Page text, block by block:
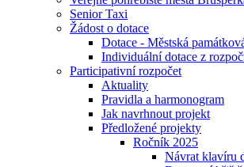
Senior Taxi
Žádost o dotace
Dotace - Městská
Individuální dotace z
Participativní rozpočet
Aktuality
Pravidla a harmonogram
Jak navrhnout projekt
Předložené projekty
Ročník 2025
Návrat klavíru